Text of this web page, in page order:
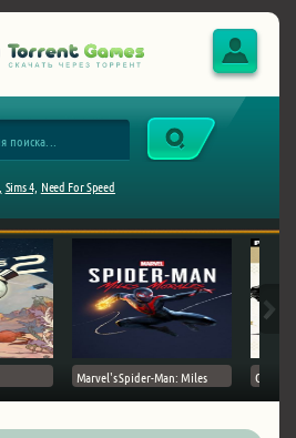
Sims 4, Need For Speed
Marvel's Spider-Man: Miles Ghost